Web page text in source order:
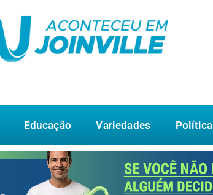
Educação Variedades Política